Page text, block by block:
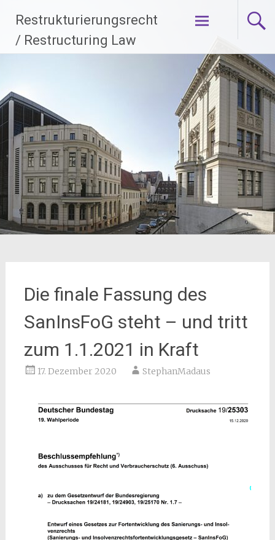
Inhalt
springen
Restrukturierungsrecht
/ Restructuring Law
Die finale Fassung des
SanInsFoG steht – und tritt
zum 1.1.2021 in Kraft
17. Dezember 2020 StephanMadaus